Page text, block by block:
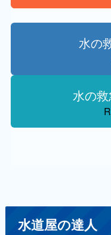
水の
水の
水道屋の達人